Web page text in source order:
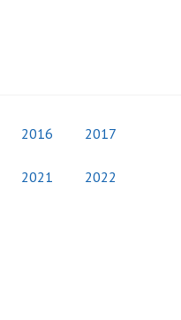
2016 2017
2021 2022